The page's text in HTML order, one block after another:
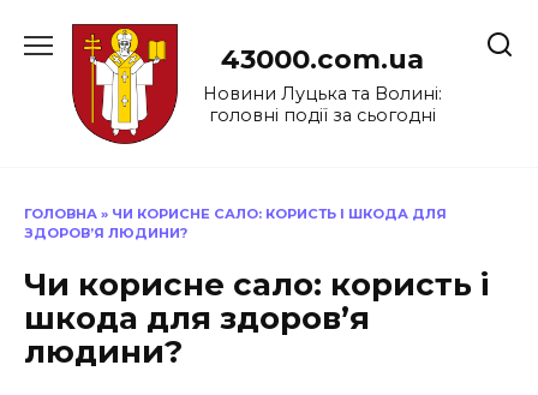
до
43000.com.ua
Новини Луцька та Волині:
головні події за сьогодні
ГОЛОВНА » ЧИ КОРИСНЕ САЛО: КОРИСТЬ І ШКОДА ДЛЯ
ЗДОРОВ’Я ЛЮДИНИ?
Чи корисне сало: користь і
шкода для здоров’я
людини?